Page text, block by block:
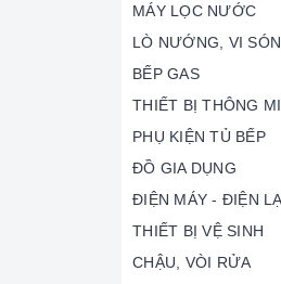
MÁY LỌC NƯỚC
LÒ NƯỚNG, VI
BẾP GAS
THIẾT BỊ THÔNG
PHỤ KIỆN TỦ BẾP
ĐỒ GIA DỤNG
ĐIỆN MÁY - ĐIỆN
THIẾT BỊ VỆ SINH
CHẬU, VÒI RỬA